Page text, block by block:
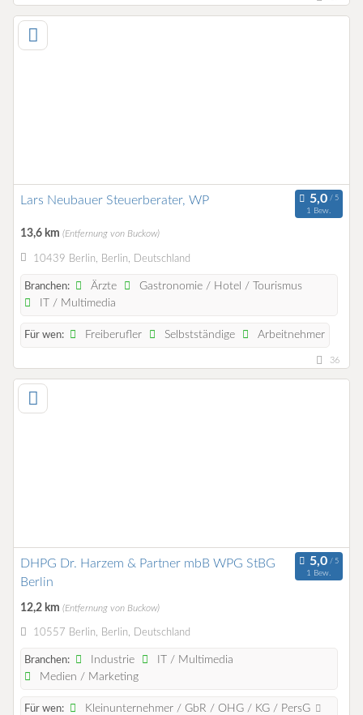
Lars Neubauer Steuerberater, WP
1 Bew.
13,6 km (Entfernung von Buckow)
10439 Berlin, Berlin, Deutschland
Branchen: Ärzte
Gastronomie / Hotel / Tourismus
IT / Multimedia
Für wen: Freiberufler Selbstständige Arbeitnehmer
36
DHPG Dr. Harzem & Partner mbB WPG StBG
Berlin
1 Bew.
12,2 km (Entfernung von Buckow)
10557 Berlin, Berlin, Deutschland
Branchen: Industrie
IT / Multimedia
Medien / Marketing
Für wen:
Kleinunternehmer / GbR / OHG / KG / PersG